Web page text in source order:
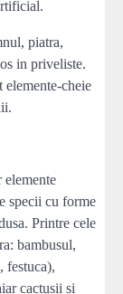
piatra,
in priveliste.
elemente-cheie
elemente
specii cu forme
Printre cele
bambusul,
festuca),
cactusii si